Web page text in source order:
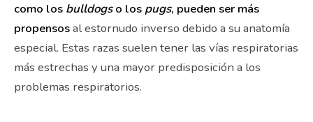
como los bulldogso los pugs, pueden ser más
propensosal estornudo inverso debido a su anatomía
especial. Estas razas suelen tener las vías respiratorias
más estrechas y una mayor predisposición a los
problemas respiratorios.